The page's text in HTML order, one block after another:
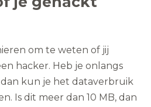
om te weten of jij
hacker. Heb je onlangs
kun je het dataverbruik
Is dit meer dan 10 MB, dan